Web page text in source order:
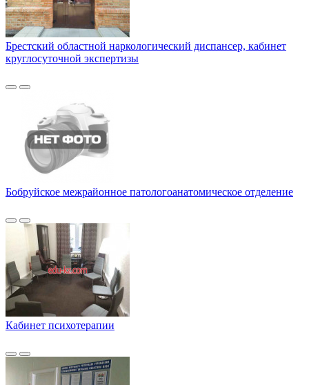
Брестский областной наркологический диспансер, кабинет
круглосуточной экспертизы
Бобруйское межрайонное патологоанатомическое отделение
Кабинет психотерапии